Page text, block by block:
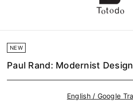
NEW
Paul Rand: Modernist Design
English / Google